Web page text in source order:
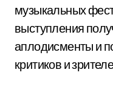
музыкальных
выступления
аплодисменты и
критиков и